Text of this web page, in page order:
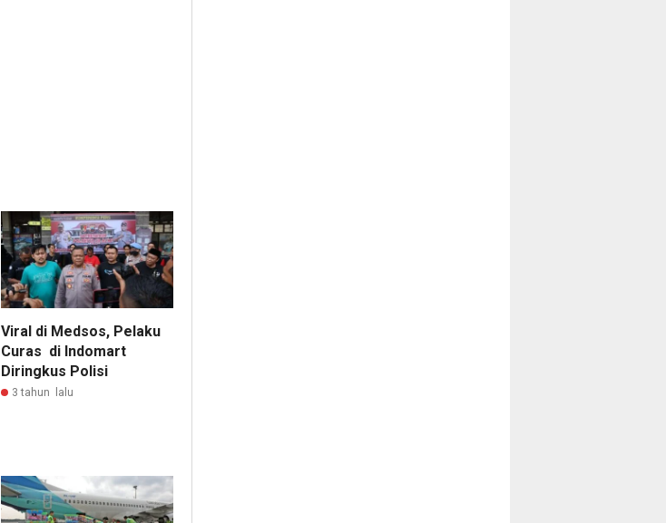
Viral di Medsos, Pelaku
Curas di Indomart
Diringkus Polisi
3 tahun lalu